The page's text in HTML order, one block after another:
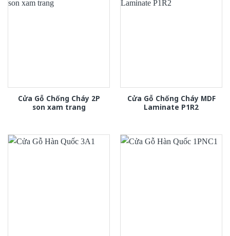
Cửa Gỗ Chống Cháy 2P
son xam trang
Cửa Gỗ Chống Cháy MDF
Laminate P1R2